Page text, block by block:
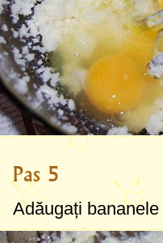
Pas 5
Adăugați